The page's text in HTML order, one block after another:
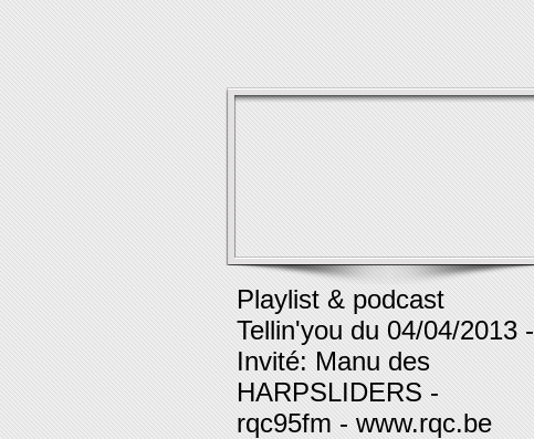
Playlist & podcast
Tellin'you du 04/04/2013 -
Invité: Manu des
HARPSLIDERS -
rqc95fm - www.rqc.be